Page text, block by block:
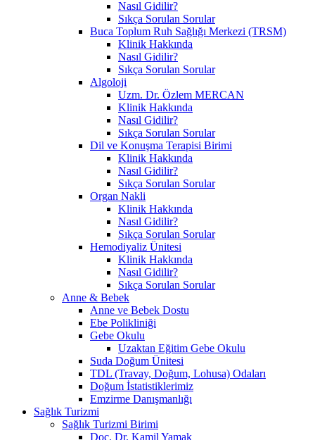
Nasıl Gidilir?
Sıkça Sorulan Sorular
Buca Toplum Ruh Sağlığı Merkezi (TRSM)
Klinik Hakkında
Nasıl Gidilir?
Sıkça Sorulan Sorular
Algoloji
Uzm. Dr. Özlem MERCAN
Klinik Hakkında
Nasıl Gidilir?
Sıkça Sorulan Sorular
Dil ve Konuşma Terapisi Birimi
Klinik Hakkında
Nasıl Gidilir?
Sıkça Sorulan Sorular
Organ Nakli
Klinik Hakkında
Nasıl Gidilir?
Sıkça Sorulan Sorular
Hemodiyaliz Ünitesi
Klinik Hakkında
Nasıl Gidilir?
Sıkça Sorulan Sorular
Anne & Bebek
Anne ve Bebek Dostu
Ebe Polikliniği
Gebe Okulu
Uzaktan Eğitim Gebe Okulu
Suda Doğum Ünitesi
TDL (Travay, Doğum, Lohusa) Odaları
Doğum İstatistiklerimiz
Emzirme Danışmanlığı
Sağlık Turizmi
Sağlık Turizmi Birimi
Doç. Dr. Kamil Yamak